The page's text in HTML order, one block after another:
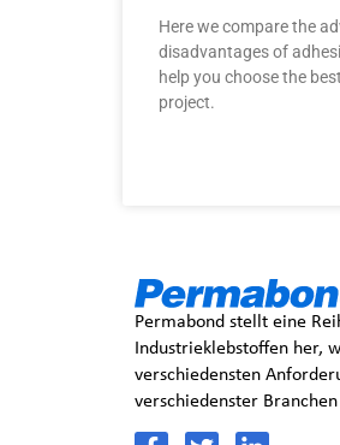
Here we compare the
disadvantages of
help you choose the
project.
Permabond stellt eine
Industrieklebstoffen her,
verschiedensten
verschiedenster